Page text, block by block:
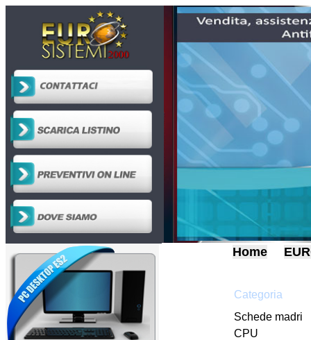
Home
Categoria
Schede madri
CPU